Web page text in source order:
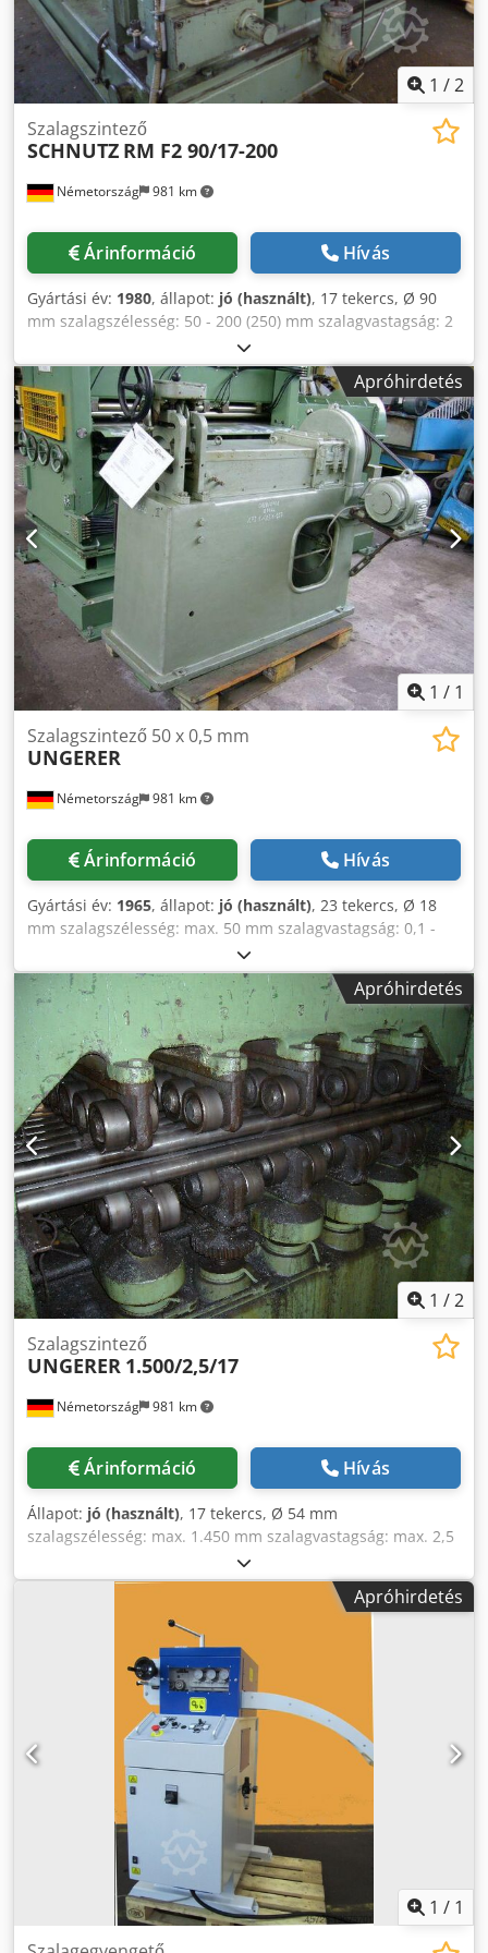
1 /2
Németország 981 km
Szalagszintező
SCHNUTZ RM F2 90/17-200
Árinformáció Hívás
Gyártási év: 1980, állapot: jó (használt), 17 tekercs, Ø 90
mm szalagszélesség: 50 - 200 (250) mm szalagvastagság: 2
- 10 mm Credpfjdnzvdsx Apnjf
Apróhirdetés
1 / 1
Németország 981 km
Szalagszintező 50 x 0,5 mm
UNGERER
Árinformáció Hívás
Gyártási év: 1965, állapot: jó (használt), 23 tekercs, Ø 18
mm szalagszélesség: max. 50 mm szalagvastagság: 0,1 -
Apróhirdetés
1 /2
Németország 981 km
Szalagszintező
UNGERER 1.500/2,5/17
Árinformáció Hívás
Állapot: jó (használt), 17 tekercs, Ø 54 mm
szalagszélesség: max. 1.450 mm szalagvastagság: max. 2,5
Apróhirdetés
1 / 1